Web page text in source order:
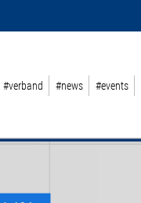
#verband #news #events